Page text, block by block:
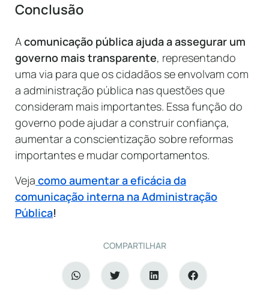
Conclusão
Acomunicação pública ajuda a assegurar um
governo mais transparente, representando
uma via para que os cidadãos se envolvam com
a administração pública nas questões que
consideram mais importantes. Essa função do
governo pode ajudar a construir confiança,
aumentar a conscientização sobre reformas
importantes e mudar comportamentos.
Veja como aumentar a eficácia da
comunicação interna na Administração
Pública!
COMPARTILHAR